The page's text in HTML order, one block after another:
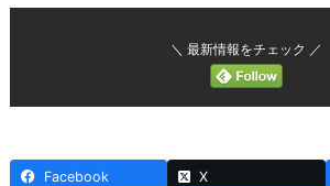
＼ 最新情報をチェック ／
Facebook X